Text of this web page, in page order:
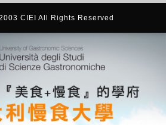
CIEI All Rights Reserved